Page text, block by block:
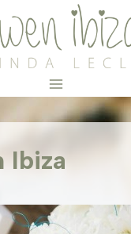
Ibiza